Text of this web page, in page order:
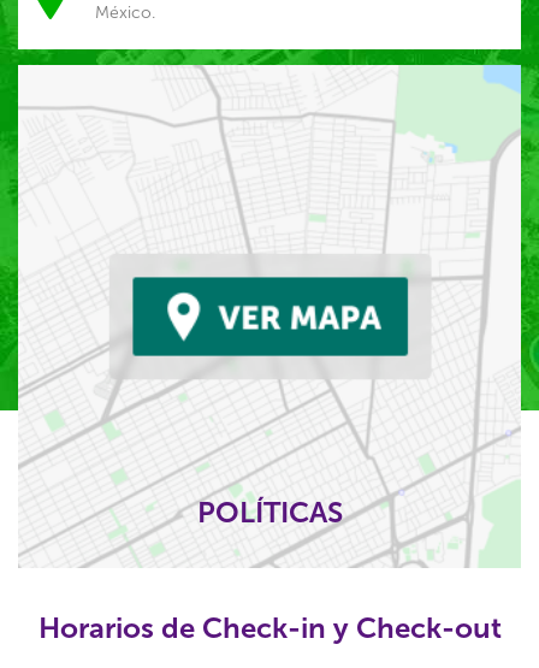
México.
POLÍTICAS
Horarios de Check-in y Check-out